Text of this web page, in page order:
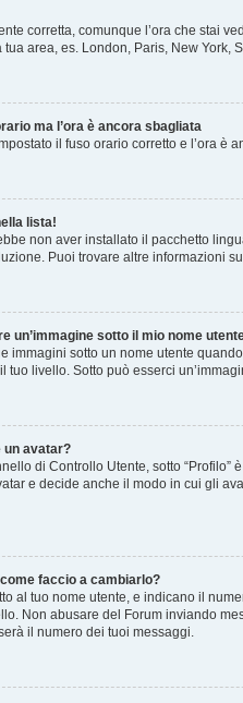
corretta, comunque l’ora che stai
area, es. London, Paris, New York,
ma l’ora è ancora sbagliata
il fuso orario corretto e l’ora è
lista!
non aver installato il pacchetto
Puoi trovare altre informazioni
un’immagine sotto il mio nome
immagini sotto un nome utente
tuo livello. Sotto può esserci
un avatar?
di Controllo Utente, sotto
e decide anche il modo in cui gli
faccio a cambiarlo?
al tuo nome utente, e indicano il
Non abusare del Forum inviando
il numero dei tuoi messaggi.